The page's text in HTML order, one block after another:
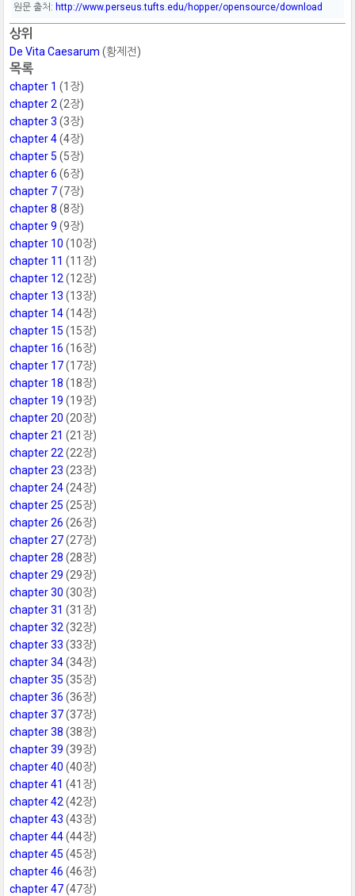
원문 출처: http://www.perseus.tufts.edu/hopper/opensource/download
상위
De Vita Caesarum (황제전)
목록
chapter 1 (1장)
chapter 2 (2장)
chapter 3 (3장)
chapter 4(4장)
chapter 5 (5장)
chapter 6 (6장)
chapter 7(7장)
chapter 8 (8장)
chapter 9 (9장)
chapter 10 (10장)
chapter 11 (11장)
chapter 12 (12장)
chapter 13 (13장)
chapter 14(14장)
chapter 15 (15장)
chapter 16 (16장)
chapter 17(17장)
chapter 18 (18장)
chapter 19 (19장)
chapter 20 (20장)
chapter 21 (21장)
chapter 22 (22장)
chapter 23 (23장)
chapter 24(24장)
chapter 25 (25장)
chapter 26 (26장)
chapter 27(27장)
chapter 28 (28장)
chapter 29 (29장)
chapter 30 (30장)
chapter 31 (31장)
chapter 32 (32장)
chapter 33 (33장)
chapter 34(34장)
chapter 35 (35장)
chapter 36 (36장)
chapter 37(37장)
chapter 38 (38장)
chapter 39 (39장)
chapter 40 (40장)
chapter 41 (41장)
chapter 42 (42장)
chapter 43 (43장)
chapter 44(44장)
chapter 45 (45장)
chapter 46 (46장)
chapter 47(47장)